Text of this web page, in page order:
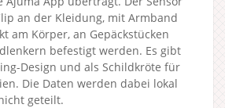
an der Kleidung, mit Armband
am Körper, an Gepäckstücken
befestigt werden. Es gibt
Design und als Schildkröte für
Die Daten werden dabei lokal
geteilt.